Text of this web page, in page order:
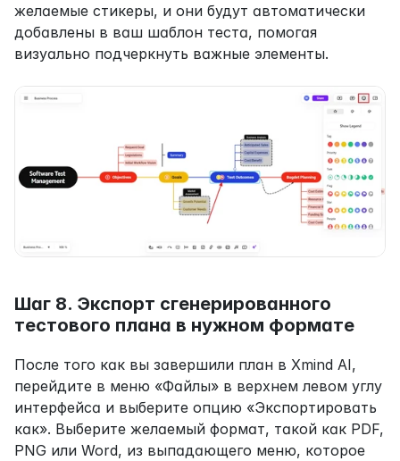
желаемые стикеры, и они будут автоматически
добавлены в ваш шаблон теста, помогая
визуально подчеркнуть важные элементы.
Шаг 8. Экспорт сгенерированного
тестового плана в нужном формате
После того как вы завершили план в Xmind AI,
перейдите в меню «Файлы» в верхнем левом углу
интерфейса и выберите опцию «Экспортировать
как». Выберите желаемый формат, такой как PDF,
PNG или Word, из выпадающего меню, которое